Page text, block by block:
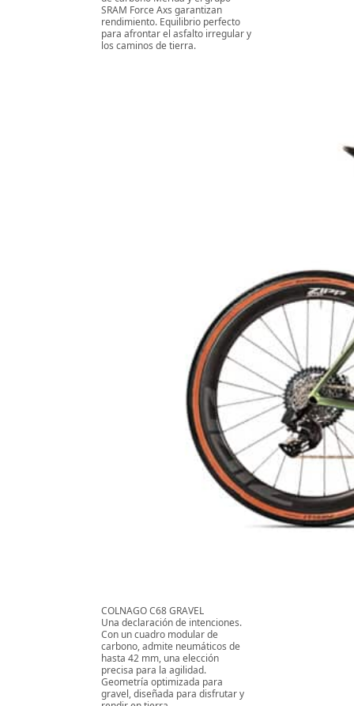
SRAM Force Axs garantizan
rendimiento. Equilibrio perfecto
para afrontar el asfalto irregular y
los caminos de tierra.
COLNAGO C68 GRAVEL
Una declaración de intenciones.
Con un cuadro modular de
carbono, admite neumáticos de
hasta 42 mm, una elección
precisa para la agilidad.
Geometría optimizada para
gravel, diseñada para disfrutar y